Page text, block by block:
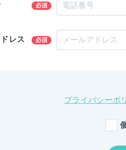
必須
レス 必須
プライバシーポ